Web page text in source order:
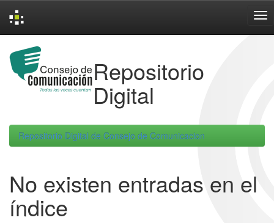
navigation
Repositorio
Digital
Repositorio Digital de Consejo de Comunicacion
No existen entradas en el
índice